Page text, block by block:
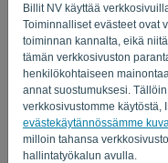
Billit NV käyttää
Toiminnalliset evästeet ovat
toiminnan kannalta, eikä
tämän verkkosivuston
henkilökohtaiseen
annat suostumuksesi.
verkkosivustomme käytöstä,
evästekäytännössämme
milloin tahansa
hallintatyökalun avulla.
Tietosuojakäytäntö-Ehdot ja